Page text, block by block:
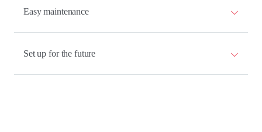
Easy maintenance
Set up for the future